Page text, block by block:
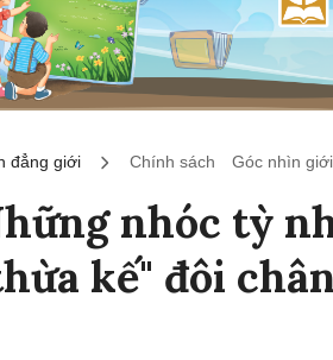
đẳng giới Chính sách Góc nhìn giới
nhóc tỳ
kế" đôi